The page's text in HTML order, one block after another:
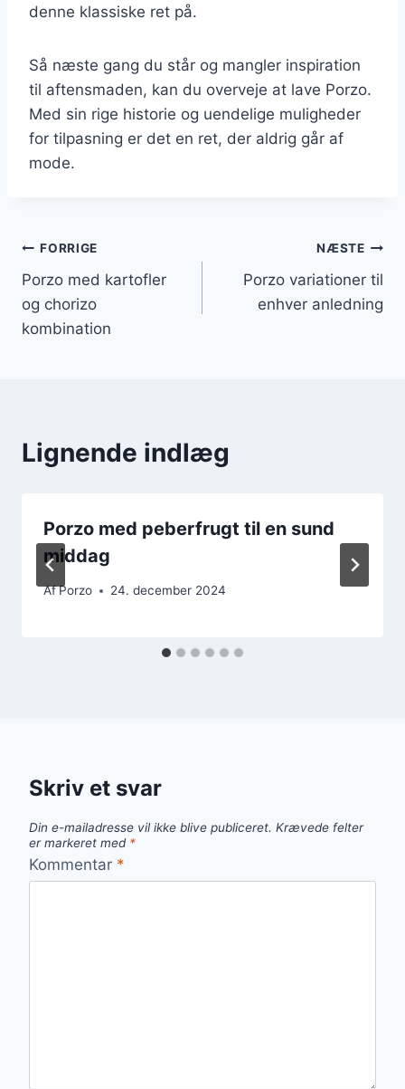
denne klassiske ret på.
Så næste gang du står og mangler inspiration
til aftensmaden, kan du overveje at lave Porzo.
Med sin rige historie og uendelige muligheder
for tilpasning er det en ret, der aldrig går af
mode.
Indlægsnavigation
FORRIGE
Porzo med kartofler
og chorizo
kombination
NÆSTE
Porzo variationer til
enhver anledning
Lignende indlæg
Porzo med peberfrugt til en sund
middag
AfPorzo 24. december 2024
Skriv et svar
Din e-mailadresse vil ikke blive publiceret. Krævede felter
er markeret med *
Kommentar *